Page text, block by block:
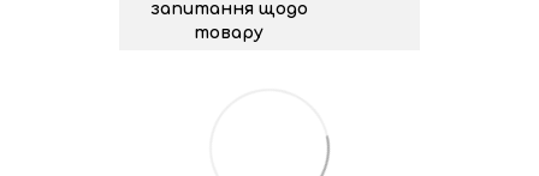
запитання щодо
товару